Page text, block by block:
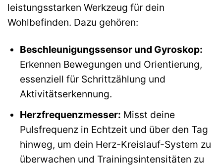
leistungsstarken Werkzeug für dein
Wohlbefinden. Dazu gehören:
Beschleunigungssensor und Gyroskop:
Erkennen Bewegungen und Orientierung,
essenziell für Schrittzählung und
Aktivitätserkennung.
Herzfrequenzmesser: Misst deine
Pulsfrequenz in Echtzeit und über den Tag
hinweg, um dein Herz-Kreislauf-System zu
überwachen und Trainingsintensitäten zu